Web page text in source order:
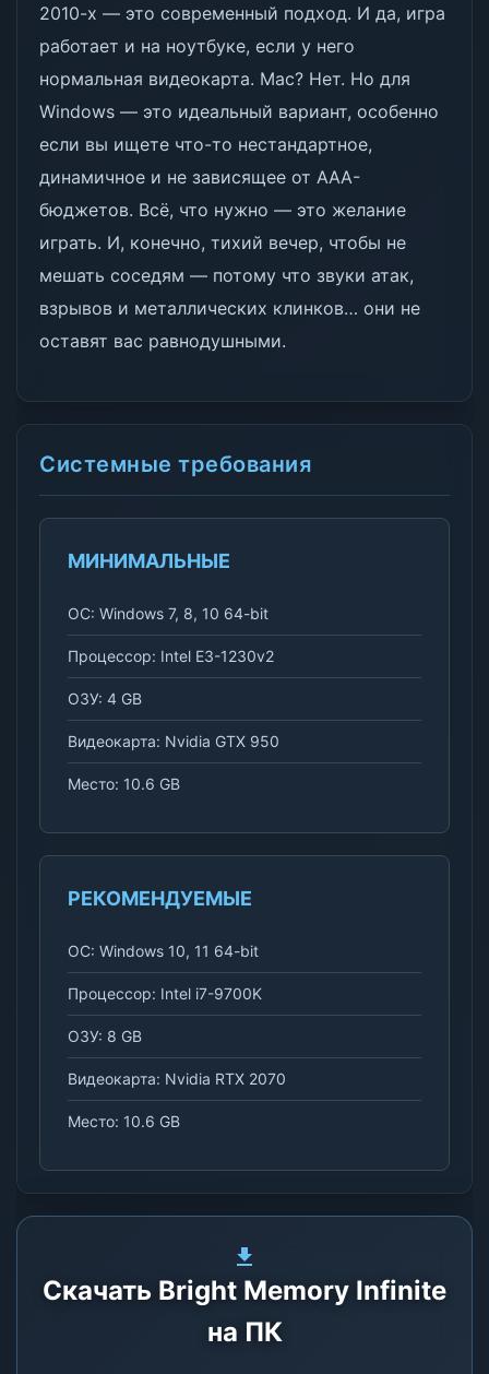
2010-х — это современный подход. И да, игра
работает и на ноутбуке, если у него
нормальная видеокарта. Mac? Нет. Но для
Windows — это идеальный вариант, особенно
если вы ищете что-то нестандартное,
динамичное и не зависящее от AAA-
бюджетов. Всё, что нужно — это желание
играть. И, конечно, тихий вечер, чтобы не
мешать соседям — потому что звуки атак,
взрывов и металлических клинков… они не
оставят вас равнодушными.
Системные требования
МИНИМАЛЬНЫЕ
ОС: Windows 7, 8, 10 64-bit
Процессор: Intel E3-1230v2
ОЗУ: 4 GB
Видеокарта: Nvidia GTX 950
Место: 10.6 GB
РЕКОМЕНДУЕМЫЕ
ОС: Windows 10, 11 64-bit
Процессор: Intel i7-9700K
ОЗУ: 8 GB
Видеокарта: Nvidia RTX 2070
Место: 10.6 GB
Скачать Bright Memory Infinite
на ПК